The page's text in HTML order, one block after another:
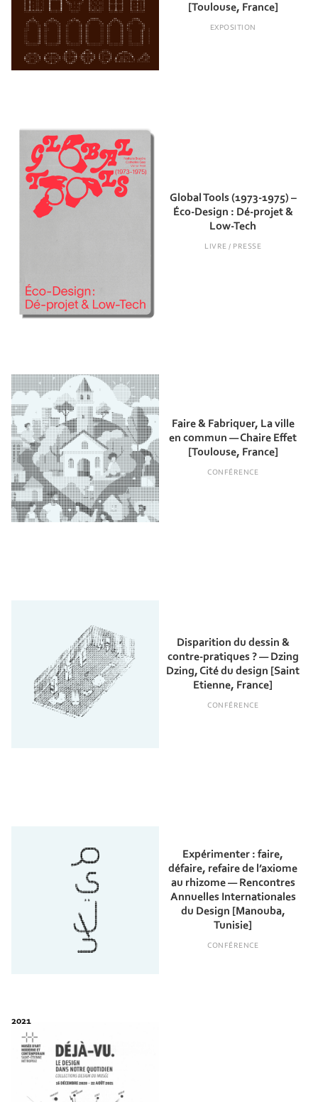
[Toulouse, France]
EXPOSITION
Global Tools (1973-1975) –
Éco-Design : Dé-projet &
Low-Tech
LIVRE / PRESSE
Faire & Fabriquer, La ville
en commun — Chaire Effet
[Toulouse, France]
CONFÉRENCE
Disparition du dessin &
contre-pratiques ? — Dzing
Dzing, Cité du design [Saint
Etienne, France]
CONFÉRENCE
Expérimenter : faire,
défaire, refaire de l’axiome
au rhizome — Rencontres
Annuelles Internationales
du Design [Manouba,
Tunisie]
CONFÉRENCE